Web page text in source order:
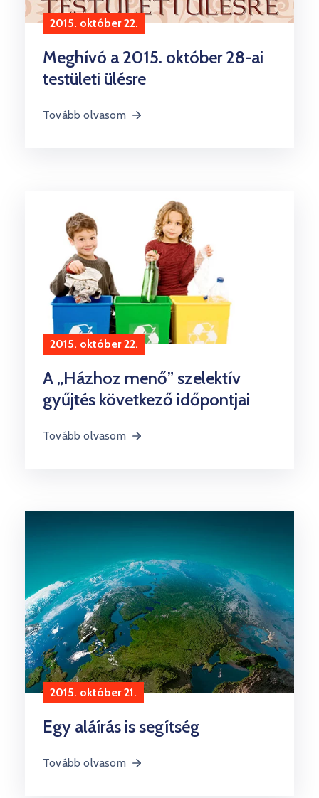
2015. október 22.
Meghívó a 2015. október 28-ai
testületi ülésre
Tovább olvasom
2015. október 22.
A „Házhoz menő” szelektív
gyűjtés következő időpontjai
Tovább olvasom
2015. október 21.
Egy aláírás is segítség
Tovább olvasom